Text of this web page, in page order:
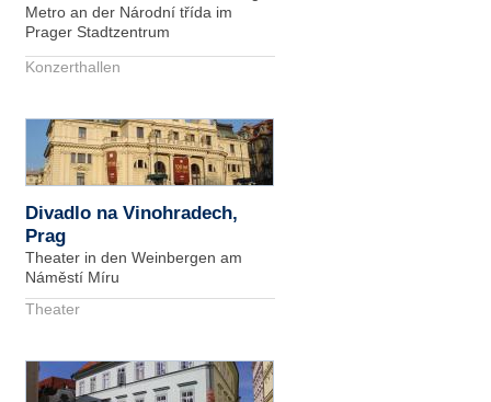
Metro an der Národní třída im
Prager Stadtzentrum
Konzerthallen
Divadlo na Vinohradech,
Prag
Theater in den Weinbergen am
Náměstí Míru
Theater